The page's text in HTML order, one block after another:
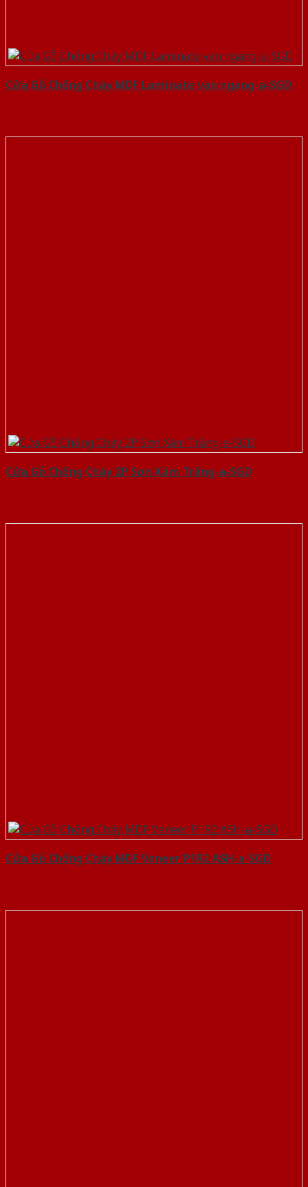
Cửa Gỗ Chống Cháy MDF Laminate van ngang-a-SGD
Cửa Gỗ Chống Cháy 2P Sơn Xám Trắng-a-SGD
Cửa Gỗ Chống Cháy MDF Veneer P1R2 ASH-a-SGD